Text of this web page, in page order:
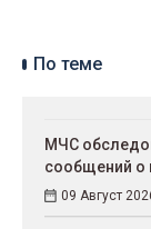
По теме
МЧС
сообщений о
09 Август